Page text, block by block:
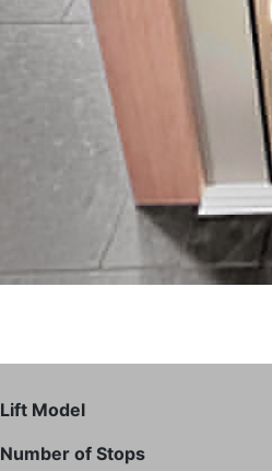
Lift Model
Number of Stops